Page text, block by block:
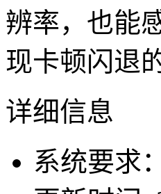
辨率，也能
现卡顿闪退
详细信息
系统要求